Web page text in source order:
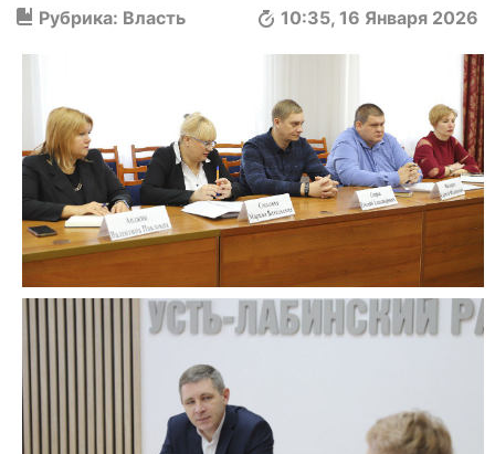
Рубрика: Власть 10:35, 16 Января 2026